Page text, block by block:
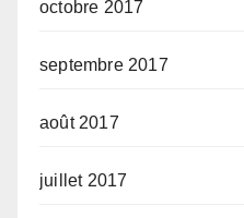
octobre 2017
septembre 2017
août 2017
juillet 2017